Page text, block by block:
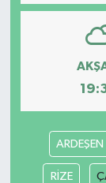
ARDEŞEN
RİZE
Yerel